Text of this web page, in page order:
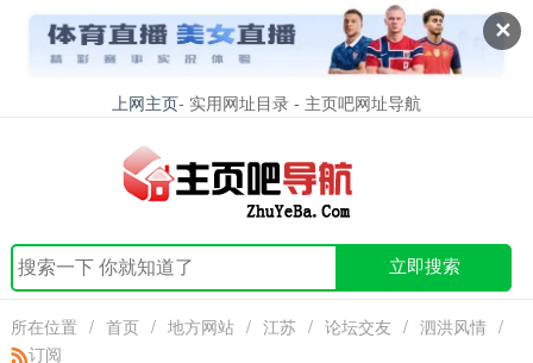
✕
上网主页- 实用网址目录 - 主页吧网址导航
立即搜索
所在位置 / 首页 / 地方网站 / 江苏 / 论坛交友 / 泗洪风情 /
订阅